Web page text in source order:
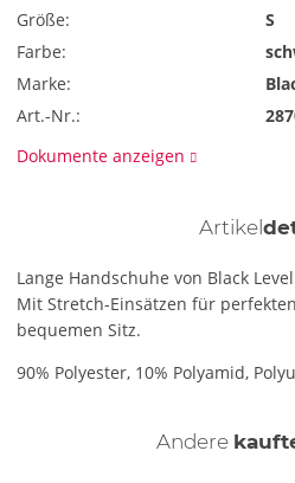
Größe:
S
Farbe:
Marke:
Art.-Nr.:
Dokumente anzeigen
Artikel
Lange Handschuhe von Black
Mit Stretch-Einsätzen für
bequemen Sitz.
90% Polyester, 10% Polyamid,
Andere